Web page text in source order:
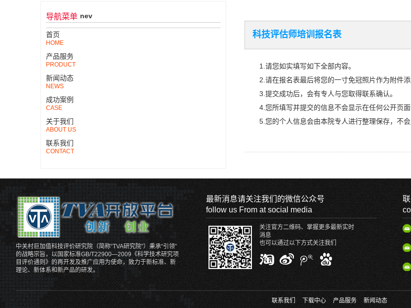
导航菜单 nev
首页
HOME
产品服务
PRODUCT
新闻动态
NEWS
成功案例
CASE
关于我们
ABOUT US
联系我们
CONTACT
科技评估师培训报名表
1.请您如实填写如下全部内容。
2.请在报名表最后将您的一寸免冠照片作为附件
3.提交成功后，会有专人与您取得联系确认。
4.您所填写并提交的信息不会显示在任何公开页面
5.您的个人信息会由本院专人进行整理保存，不
中关村巨加值科技评价研究院（简称“TVA研究院”）秉承“引领”
的战略宗旨，以国家标准GB/T22900—2009《科学技术研究项
目评价通则》的再开发及推广应用为使命，致力于新标准、新
理论、新体系和新产品的研发。
最新消息请关注我们的微信公众号
follow us From at social media
关注官方二维码、掌握更多最新实时
消息
也可以通过以下方式关注我们
联系我们 下载中心 产品服务 新闻动态